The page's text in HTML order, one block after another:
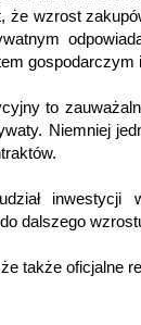
że wzrost
gospodarczym
to
Niemniej
inwestycji
dalszego
także oficjalne